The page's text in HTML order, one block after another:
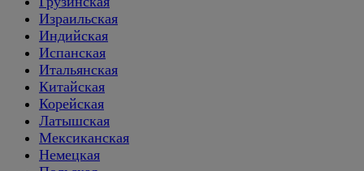
Израильская
Индийская
Испанская
Итальянская
Китайская
Корейская
Латышская
Мексиканская
Немецкая